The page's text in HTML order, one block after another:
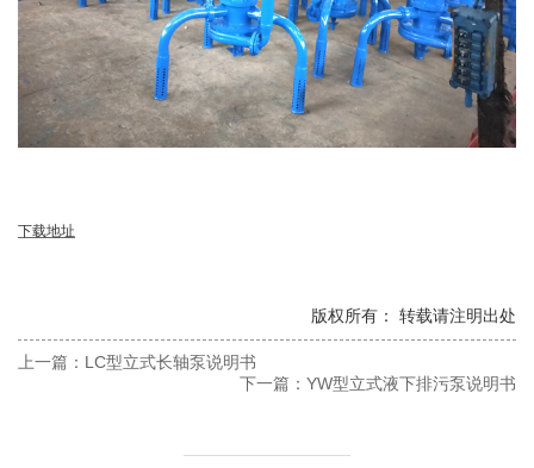
下载地址
版权所有： 转载请注明出处
上一篇： LC型立式长轴泵说明书
下一篇： YW型立式液下排污泵说明书